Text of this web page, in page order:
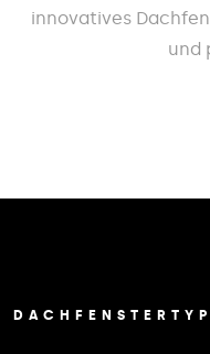
innovatives
und